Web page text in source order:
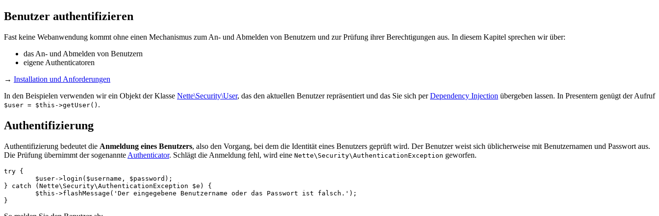
Benutzer authentifizieren
Fast keine Webanwendung kommt ohne einen Mechanismus zum An- und Abmelden von Benutzern und zur Prüfung ihrer Berechtigungen aus. In diesem Kapitel sprechen wir über:
das An- und Abmelden von Benutzern
eigene Authenticatoren
→ Installation und Anforderungen
In den Beispielen verwenden wir ein Objekt der Klasse Nette\Security\User, das den aktuellen Benutzer repräsentiert und das Sie sich perDependency Injection übergeben lassen. In Presentern genügt der Aufruf
$user = $this->getUser() .
Authentifizierung
Authentifizierung bedeutet die Anmeldung eines Benutzers, also den Vorgang, bei dem die Identität eines Benutzers geprüft wird. Der Benutzer weist sich üblicherweise mit Benutzernamen und Passwort aus.
Die Prüfung übernimmt der sogenannte Authenticator. Schlägt die Anmeldung fehl, wird eine Nette\Security\AuthenticationException geworfen.
try {
} catch (Nette\Security\AuthenticationException $e) {